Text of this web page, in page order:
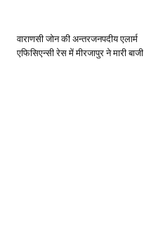
वाराणसी जोन की अन्तरजनपदीय एलार्म
एफिसिएन्सी रेस में मीरजापुर ने मारी बाजी